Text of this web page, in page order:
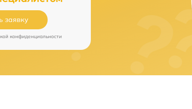
заявку
конфиденциальности